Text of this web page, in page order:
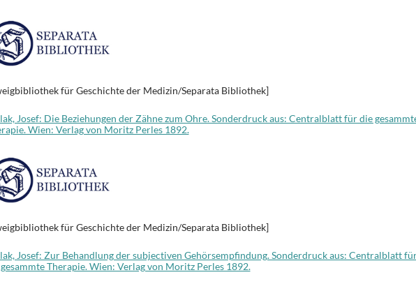
für Geschichte der Medizin/Separata Bibliothek]
Josef: Die Beziehungen der Zähne zum Ohre. Sonderdruck aus: Centralblatt für die
Wien: Verlag von Moritz Perles 1892.
für Geschichte der Medizin/Separata Bibliothek]
Josef: Zur Behandlung der subjectiven Gehörsempfindung. Sonderdruck aus: Centralblatt
Therapie. Wien: Verlag von Moritz Perles 1892.